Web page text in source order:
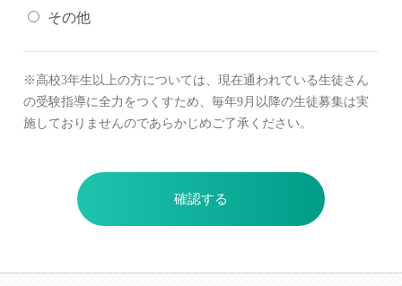
その他
※高校3年生以上の方については、現在通われている生徒さん
の受験指導に全力をつくすため、毎年9月以降の生徒募集は実
施しておりませんのであらかじめご了承ください。